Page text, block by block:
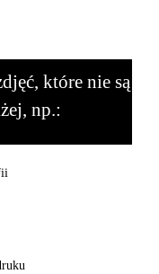
które nie są
np.: